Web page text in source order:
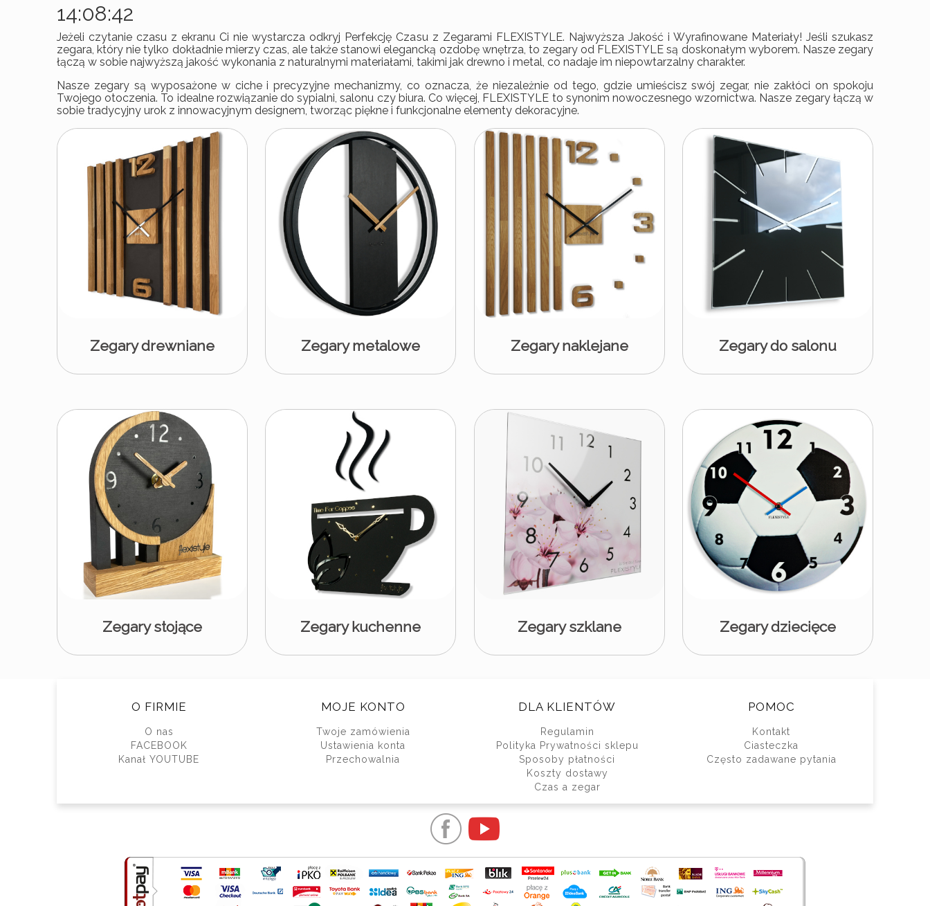
14:08:43
Jeżeli czytanie czasu z ekranu Ci nie wystarcza odkryj Perfekcję Czasu z Zegarami FLEXISTYLE. Najwyższa Jakość i Wyrafinowane Materiały! Jeśli szukasz
zegara, który nie tylko dokładnie mierzy czas, ale także stanowi elegancką ozdobę wnętrza, to zegary od FLEXISTYLE są doskonałym wyborem. Nasze zegary
łączą w sobie najwyższą jakość wykonania z naturalnymi materiałami, takimi jak drewno i metal, co nadaje im niepowtarzalny charakter.
Nasze zegary są wyposażone w ciche i precyzyjne mechanizmy, co oznacza, że niezależnie od tego, gdzie umieścisz swój zegar, nie zakłóci on spokoju
Twojego otoczenia. To idealne rozwiązanie do sypialni, salonu czy biura. Co więcej, FLEXISTYLE to synonim nowoczesnego wzornictwa. Nasze zegary łączą w
sobie tradycyjny urok z innowacyjnym designem, tworząc piękne i funkcjonalne elementy dekoracyjne.
Zegary drewniane Zegary metalowe Zegary naklejane Zegary do salonu
Zegary stojące Zegary kuchenne Zegary szklane Zegary dziecięce
O FIRMIE
O nas
FACEBOOK
Kanał YOUTUBE
MOJE KONTO
Twoje zamówienia
Ustawienia konta
Przechowalnia
DLA KLIENTÓW
Regulamin
Polityka Prywatności sklepu
Sposoby płatności
Koszty dostawy
Czas a zegar
POMOC
Kontakt
Ciasteczka
Często zadawane pytania